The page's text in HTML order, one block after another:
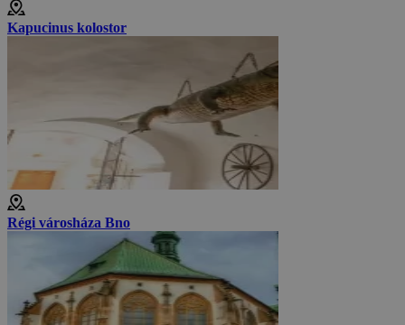
Kapucinus kolostor
Régi városháza Bno